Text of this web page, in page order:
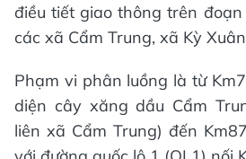
điều tiết giao thông trên
các xã Cẩm Trung, xã Kỳ
Phạm vi phân luồng là từ
diện cây xăng dầu Cẩm
liên xã Cẩm Trung) đến